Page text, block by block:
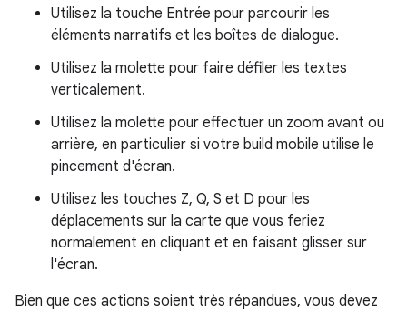
Utilisez la touche Entrée pour parcourir les
éléments narratifs et les boîtes de dialogue.
Utilisez la molette pour faire défiler les textes
verticalement.
Utilisez la molette pour effectuer un zoom avant ou
arrière, en particulier si votre build mobile utilise le
pincement d'écran.
Utilisez les touches Z, Q, S et D pour les
déplacements sur la carte que vous feriez
normalement en cliquant et en faisant glisser sur
l'écran.
Bien que ces actions soient très répandues, vous devez